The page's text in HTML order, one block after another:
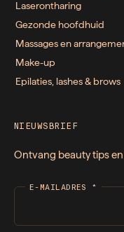
Laserontharing
Gezonde hoofdhuid
Massages en
Make-up
Epilaties, lashes & brows
NIEUWSBRIEF
Ontvang beauty tips
E-MAILADRES *